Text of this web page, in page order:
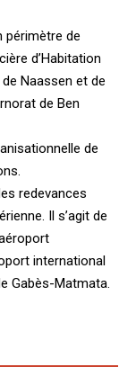
périmètre de
d’Habitation
Naassen et de
de Ben
de
redevances
Il s’agit de
international
Gabès-Matmata.